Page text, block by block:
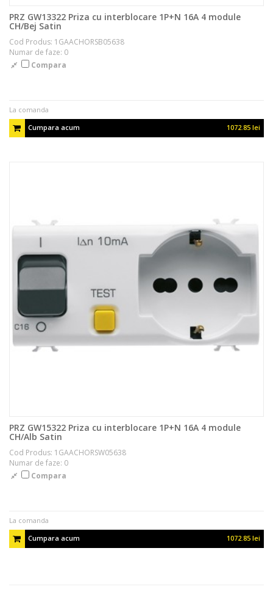
PRZ GW13322 Priza cu interblocare 1P+N 16A 4 module
CH/Bej Satin
Cod Produs: 1GAACHORSB05638
Numar de faze: 0
Compara
La comanda
Cumpara acum
1072.85 lei
PRZ GW15322 Priza cu interblocare 1P+N 16A 4 module
CH/Alb Satin
Cod Produs: 1GAACHORSW05638
Numar de faze: 0
Compara
La comanda
Cumpara acum
1072.85 lei